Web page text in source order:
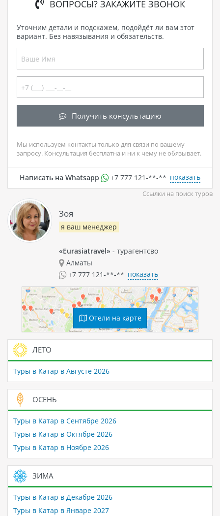
ВОПРОСЫ? ЗАКАЖИТЕ ЗВОНОК
Уточним детали и подскажем, подойдёт ли вам этот
вариант. Без навязывания и обязательств.
Получить консультацию
Мы используем контакты только для связи по вашему
запросу. Консультация бесплатна и ни к чему не обязывает.
Написать на Whatsapp +7 777 121-**-** показать
Ссылки на поиск туров
Зоя
я ваш менеджер
«Eurasiatravel» - турагентсво
Алматы
+7 777 121-**-** показать
Отели на карте
ЛЕТО
Туры в Катар в Августе 2026
ОСЕНЬ
Туры в Катар в Сентябре 2026
Туры в Катар в Октябре 2026
Туры в Катар в Ноябре 2026
ЗИМА
Туры в Катар в Декабре 2026
Туры в Катар в Январе 2027